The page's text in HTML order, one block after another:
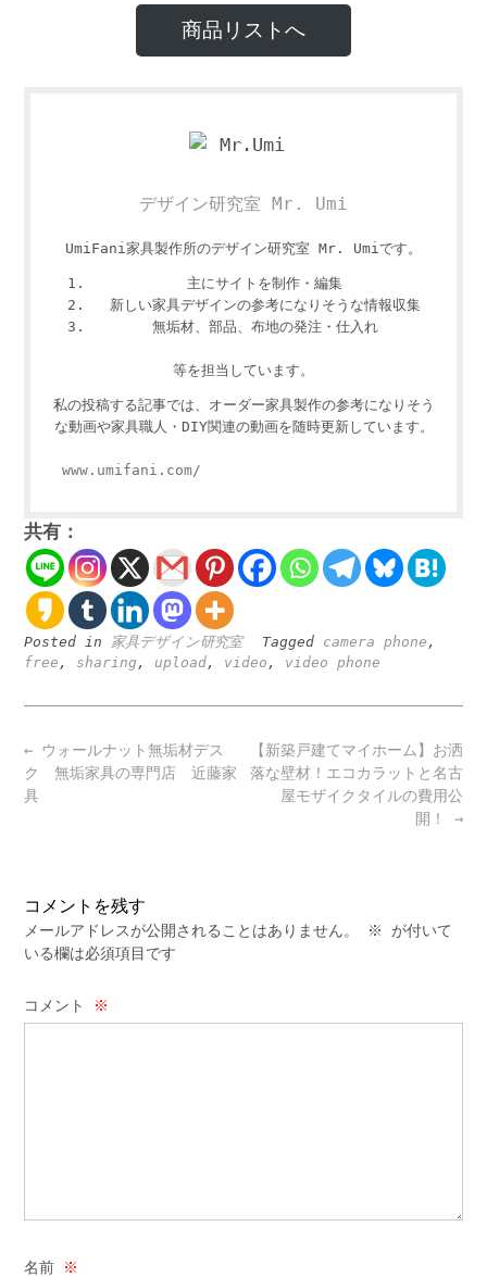
商品リストへ
デザイン研究室 Mr. Umi
UmiFani家具製作所のデザイン研究室 Mr. Umiです。
主にサイトを制作・編集
新しい家具デザインの参考になりそうな情報収集
無垢材、部品、布地の発注・仕入れ
等を担当しています。
私の投稿する記事では、オーダー家具製作の参考になりそう
な動画や家具職人・DIY関連の動画を随時更新しています。
www.umifani.com/
共有：
Posted in 家具デザイン研究室 Tagged camera phone ,
free , sharing , upload, video , video phone
Post
navigation
【新築戸建てマイホーム】お洒
落な壁材！エコカラットと名古
屋モザイクタイルの費用公
開！ →
← ウォールナット無垢材デス
ク 無垢家具の専門店 近藤家
具
コメントを残す
メールアドレスが公開されることはありません。 ※
が付いて
いる欄は必須項目です
コメント ※
名前 ※